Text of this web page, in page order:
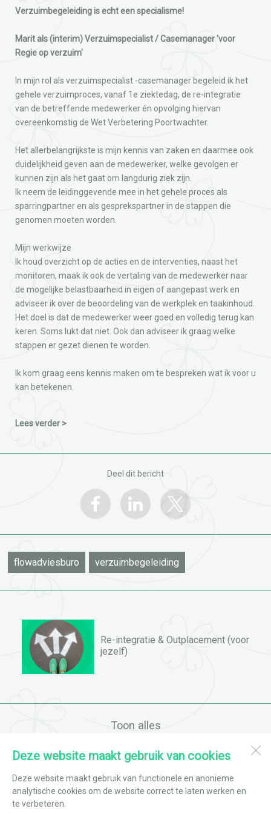
Deze website maakt gebruik van cookies
Deze website maakt gebruik van functionele en anonieme
analytische cookies om de website correct te laten werken en
te verbeteren.
Verzuimbegeleiding is echt een specialisme!
Marit als (interim) Verzuimspecialist / Casemanager 'voor
Regie op verzuim'
In mijn rol als verzuimspecialist -casemanager begeleid ik het
gehele verzuimproces, vanaf 1e ziektedag, de re-integratie
van de betreffende medewerker én opvolging hiervan
overeenkomstig de Wet Verbetering Poortwachter.
Het allerbelangrijkste is mijn kennis van zaken en daarmee ook
duidelijkheid geven aan de medewerker, welke gevolgen er
kunnen zijn als het gaat om langdurig ziek zijn.
Ik neem de leidinggevende mee in het gehele proces als
sparringpartner en als gesprekspartner in de stappen die
genomen moeten worden.
Mijn werkwijze
Ik houd overzicht op de acties en de interventies, naast het
monitoren, maak ik ook de vertaling van de medewerker naar
de mogelijke belastbaarheid in eigen of aangepast werk en
adviseer ik over de beoordeling van de werkplek en taakinhoud.
Het doel is dat de medewerker weer goed en volledig terug kan
keren. Soms lukt dat niet. Ook dan adviseer ik graag welke
stappen er gezet dienen te worden.
Ik kom graag eens kennis maken om te bespreken wat ik voor u
kan betekenen.
Lees verder >
Deel dit bericht
flowadviesburo verzuimbegeleiding
Re-integratie & Outplacement (voor
jezelf)
Toon alles
Schouw 7
1613 CLGrootebroek